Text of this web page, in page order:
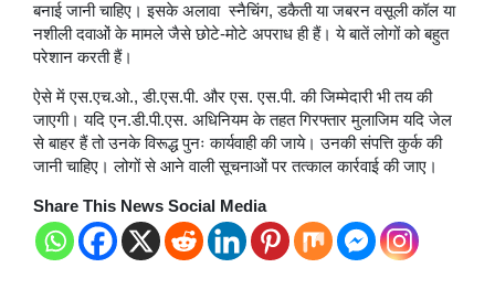
बनाई जानी चाहिए। इसके अलावा स्नैचिंग, डकैती या जबरन वसूली कॉल या
नशीली दवाओं के मामले जैसे छोटे-मोटे अपराध ही हैं। ये बातें लोगों को बहुत
परेशान करती हैं।
ऐसे में एस.एच.ओ., डी.एस.पी. और एस. एस.पी. की जिम्मेदारी भी तय की
जाएगी। यदि एन.डी.पी.एस. अधिनियम के तहत गिरफ्तार मुलाजिम यदि जेल
से बाहर हैं तो उनके विरूद्ध पुनः कार्यवाही की जाये। उनकी संपत्ति कुर्क की
जानी चाहिए। लोगों से आने वाली सूचनाओं पर तत्काल कार्रवाई की जाए।
Share This News Social Media